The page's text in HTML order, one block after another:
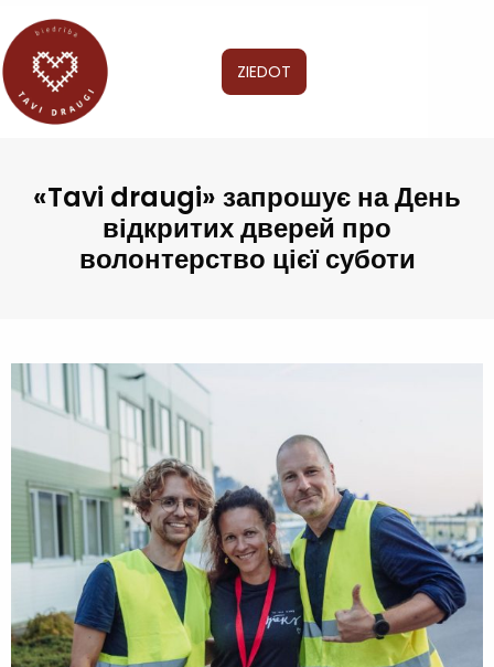
ZIEDOT
«Tavi draugi» запрошує на День
відкритих дверей про
волонтерство цієї суботи